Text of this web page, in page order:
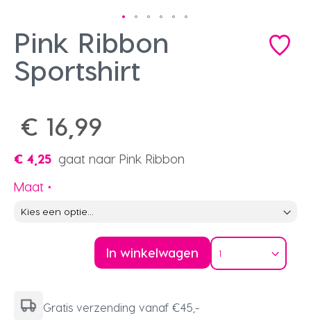
Ga
naar
het
begin
van
gallerij
Pink Ribbon
Sportshirt
€ 16,99
€ 4,25 gaat naar Pink Ribbon
Maat
In winkelwagen
Gratis verzending vanaf €45,-